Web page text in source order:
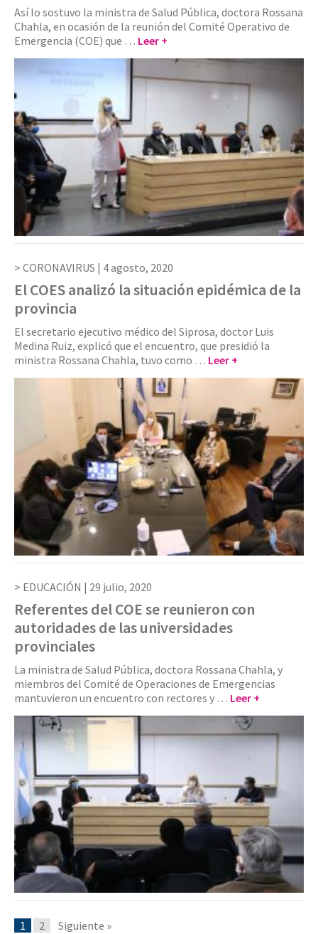
Así lo sostuvo la ministra de Salud Pública, doctora Rossana
Chahla, en ocasión de la reunión del Comité Operativo de
Emergencia (COE) que … Leer +
CORONAVIRUS | 4 agosto, 2020
El COES analizó la situación epidémica de la
provincia
El secretario ejecutivo médico del Siprosa, doctor Luis
Medina Ruiz, explicó que el encuentro, que presidió la
ministra Rossana Chahla, tuvo como … Leer +
EDUCACIÓN | 29 julio, 2020
Referentes del COE se reunieron con
autoridades de las universidades
provinciales
La ministra de Salud Pública, doctora Rossana Chahla, y
miembros del Comité de Operaciones de Emergencias
mantuvieron un encuentro con rectores y … Leer +
1 2 Siguiente »